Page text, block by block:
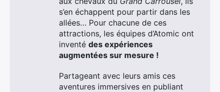
s’en échappent pour partir dans les
allées… Pour chacune de ces
attractions, les équipes d’Atomic ont
inventé des expériences
augmentées sur mesure !
Partageant avec leurs amis ces
aventures immersives en publiant